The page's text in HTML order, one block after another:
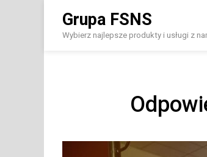
content
Grupa FSNS
Wybierz najlepsze produkty i usługi z